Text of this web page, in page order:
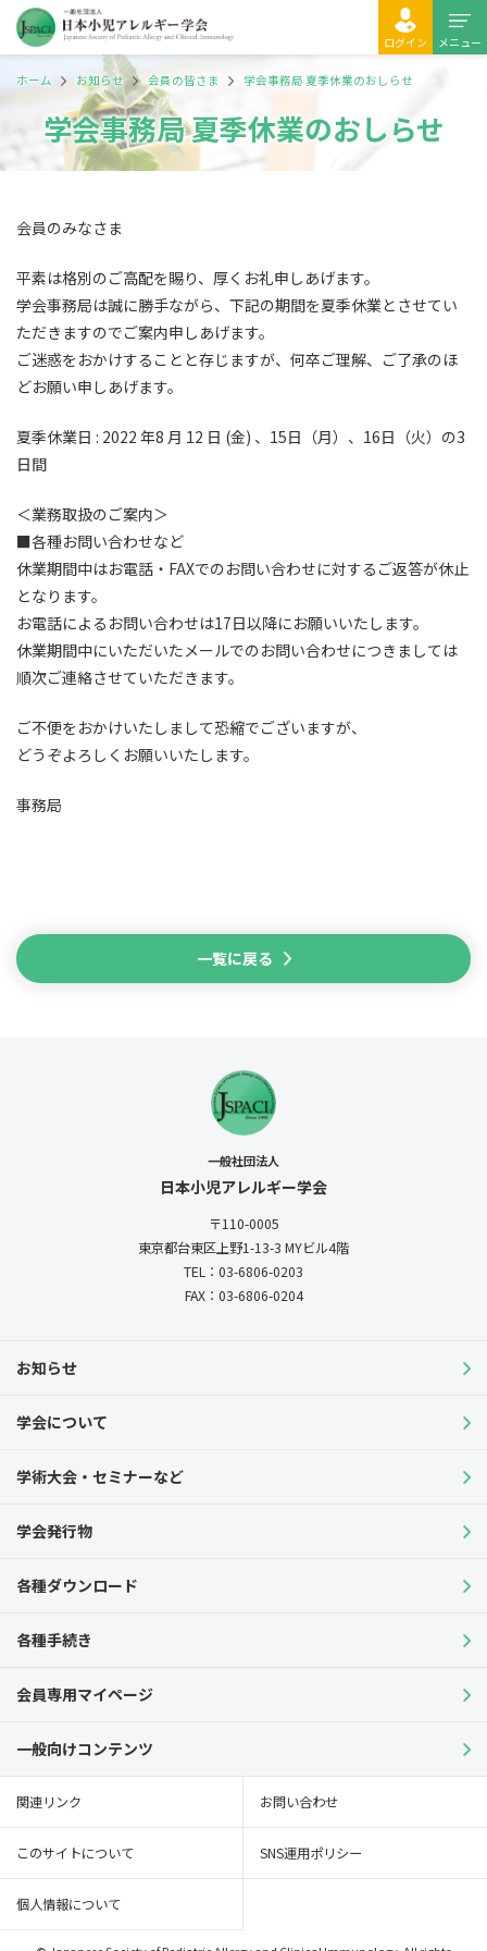
ログイン メニュー
ホーム お知らせ 会員の皆さま 学会事務局 夏季休業のおしらせ
学会事務局 夏季休業のおしらせ
会員のみなさま
平素は格別のご高配を賜り、厚くお礼申しあげます。
学会事務局は誠に勝手ながら、下記の期間を夏季休業とさせてい
ただきますのでご案内申しあげます。
ご迷惑をおかけすることと存じますが、何卒ご理解、ご了承のほ
どお願い申しあげます。
夏季休業日 : 2022 年8 月 12 日 (金) 、 15日（月）、 16日（火）の3
日間
＜業務取扱のご案内＞
■各種お問い合わせなど
休業期間中はお電話・ FAXでのお問い合わせに対するご返答が休止
となります。
お電話によるお問い合わせは17日以降にお願いいたします。
休業期間中にいただいたメールでのお問い合わせにつきましては
順次ご連絡させていただきます。
ご不便をおかけいたしまして恐縮でございますが、
どうぞよろしくお願いいたします。
事務局
一覧に戻る
一般社団法人
日本小児アレルギー学会
〒110-0005
東京都台東区上野1-13-3 MYビル4階
TEL：03-6806-0203
FAX：03-6806-0204
お知らせ
学会について
学術大会・セミナーなど
学会発行物
各種ダウンロード
各種手続き
会員専用マイページ
一般向けコンテンツ
関連リンク お問い合わせ
このサイトについて SNS運用ポリシー
個人情報について